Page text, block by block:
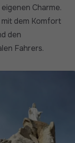
Charme.
dem Komfort
den
Fahrers.